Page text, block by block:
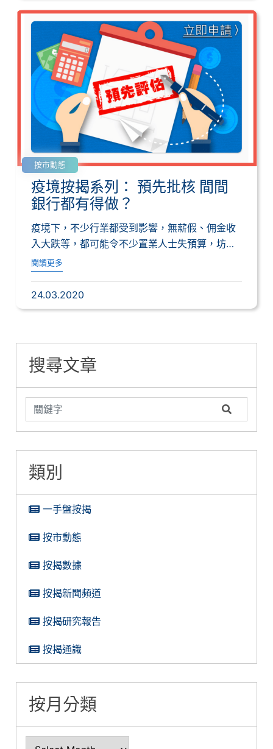
按市動態
疫境按揭系列： 預先批核 間間
銀行都有得做？
疫境下，不少行業都受到影響，無薪假、佣金收
入大跌等，都可能令不少置業人士失預算，坊間
有建議...
閱讀更多
24.03.2020
搜尋文章
類別
一手盤按揭
按市動態
按揭數據
按揭新聞頻道
按揭研究報告
按揭通識
按月分類